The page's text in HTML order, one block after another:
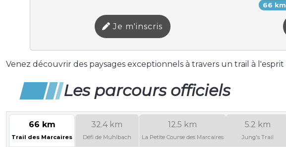
66 km
Je m'inscris
Venez découvrir des paysages exceptionnels à travers un trail à
Les parcours officiels
66 km
Trail des Marcaires
32.4 km
Défi de Muhlbach
12.5 km
La Petite Course des Marcaires
5.2 km
Jung's Trail